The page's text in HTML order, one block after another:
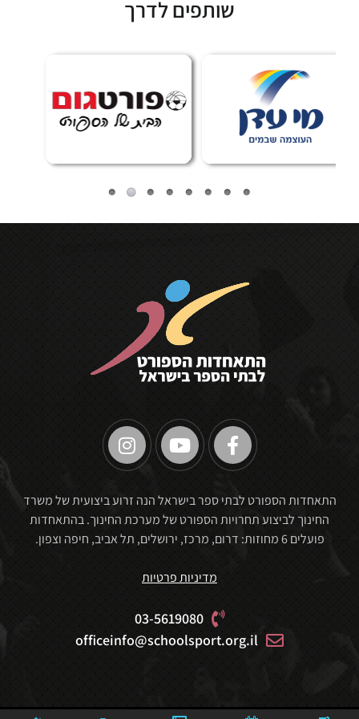
Subscribe
שותפים לדרך
התאחדות הספורט לבתי ספר בישראל הנה זרוע ביצועית של משרד
החינוך לביצוע תחרויות הספורט של מערכת החינוך. בהתאחדות
פועלים 6 מחוזות: דרום, מרכז, ירושלים, תל אביב, חיפה וצפון.
מדיניות פרטיות
03-5619080
officeinfo@schoolsport.org.il